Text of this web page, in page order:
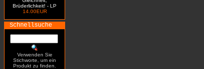
Brüderlichkeit! - LP
14.00EUR
Schnellsuche
Verwenden Sie
Stichworte, um ein
Produkt zu finden.